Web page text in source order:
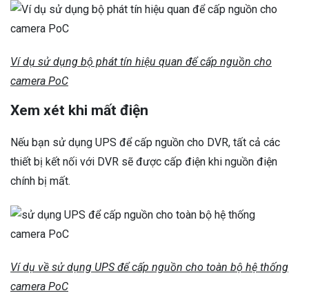
Ví dụ sử dụng bộ phát tín hiệu quan để cấp nguồn cho
camera PoC
Xem xét khi mất điện
Nếu bạn sử dụng UPS để cấp nguồn cho DVR, tất cả các
thiết bị kết nối với DVR sẽ được cấp điện khi nguồn điện
chính bị mất.
Ví dụ về sử dụng UPS để cấp nguồn cho toàn bộ hệ thống
camera PoC